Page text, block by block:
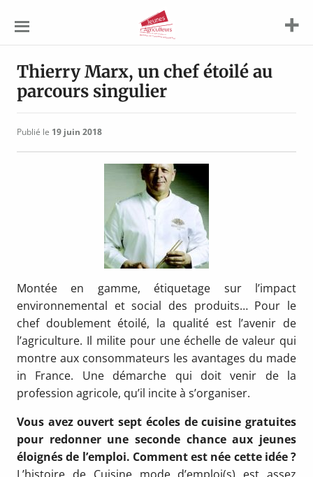
Agriculteurs
Thierry Marx, un chef étoilé au
parcours singulier
Publié le 19 juin 2018
Montée en gamme, étiquetage sur l’impact
environnemental et social des produits… Pour le
chef doublement étoilé, la qualité est l’avenir de
l’agriculture. Il milite pour une échelle de valeur qui
montre aux consommateurs les avantages du made
in France. Une démarche qui doit venir de la
profession agricole, qu’il incite à s’organiser.
Vous avez ouvert sept écoles de cuisine gra­tuites
pour redonner une seconde chance aux jeunes
éloignés de l’emploi. Comment est née cette idée ?